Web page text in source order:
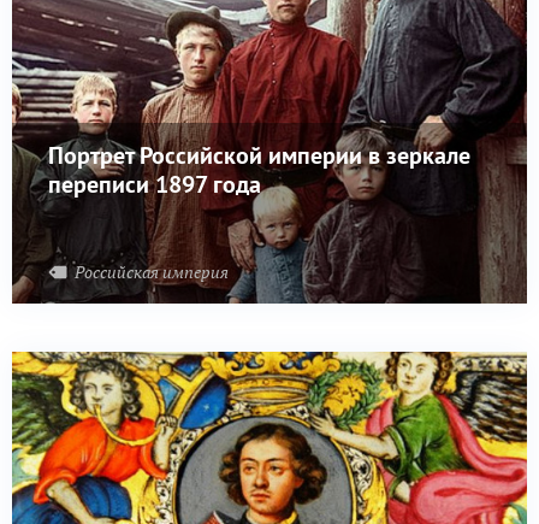
Портрет Российской империи в зеркале
переписи 1897 года
Российская империя